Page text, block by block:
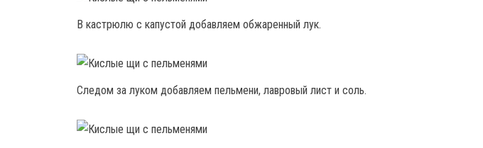
В кастрюлю с капустой добавляем обжаренный лук.
Следом за луком добавляем пельмени, лавровый лист и соль.